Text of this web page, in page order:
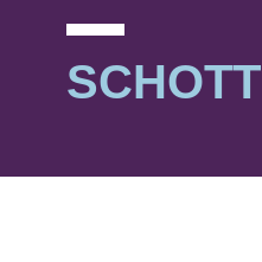
SCHOTT